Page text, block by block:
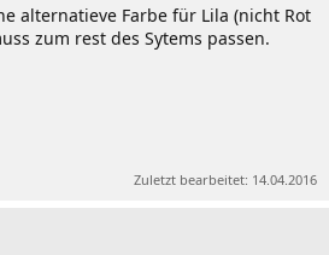
alternatieve Farbe für Lila (nicht Rot
zum rest des Sytems passen.
Zuletzt bearbeitet: 14.04.2016